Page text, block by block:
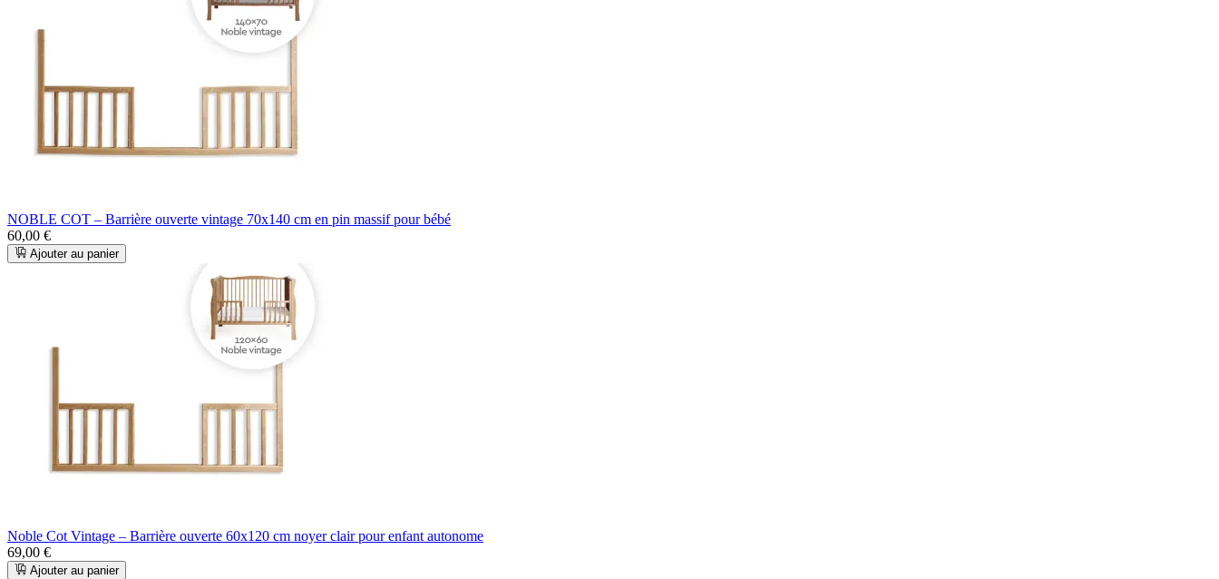
NOBLE COT – Barrière ouverte vintage 70x140 cm en pin massif pour bébé
60,00 €
Ajouter au panier
Noble Cot Vintage – Barrière ouverte 60x120 cm noyer clair pour enfant autonome
69,00 €
Ajouter au panier